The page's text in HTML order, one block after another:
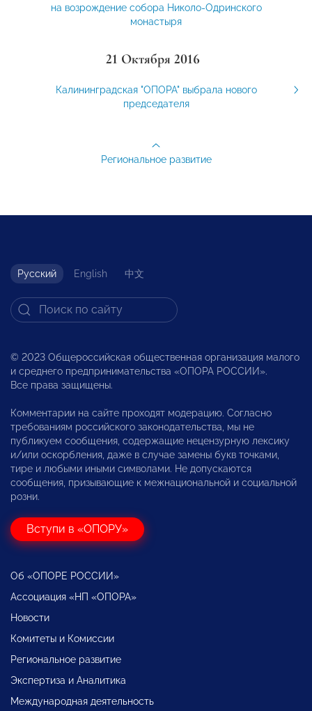
на возрождение собора Николо-Одринского
монастыря
21 Октября 2016
Калининградская "ОПОРА" выбрала нового
председателя
Региональное развитие
Русский English 中文
© 2023 Общероссийская общественная организация малого
и среднего предпринимательства «ОПОРА РОССИИ».
Все права защищены.
Комментарии на сайте проходят модерацию. Согласно
требованиям российского законодательства, мы не
публикуем сообщения, содержащие нецензурную лексику
и/или оскорбления, даже в случае замены букв точками,
тире и любыми иными символами. Не допускаются
сообщения, призывающие к межнациональной и социальной
розни.
Вступи в «ОПОРУ»
Об «ОПОРЕ РОССИИ»
Ассоциация «НП «ОПОРА»
Новости
Комитеты и Комиссии
Региональное развитие
Экспертиза и Аналитика
Международная деятельность